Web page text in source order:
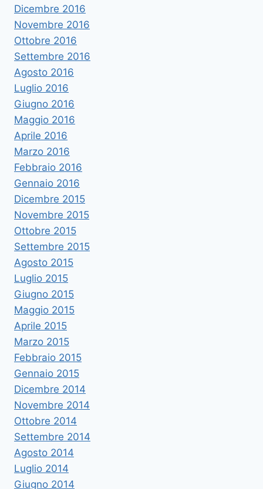
Dicembre 2016
Novembre 2016
Ottobre 2016
Settembre 2016
Agosto 2016
Luglio 2016
Giugno 2016
Maggio 2016
Aprile 2016
Marzo 2016
Febbraio 2016
Gennaio 2016
Dicembre 2015
Novembre 2015
Ottobre 2015
Settembre 2015
Agosto 2015
Luglio 2015
Giugno 2015
Maggio 2015
Aprile 2015
Marzo 2015
Febbraio 2015
Gennaio 2015
Dicembre 2014
Novembre 2014
Ottobre 2014
Settembre 2014
Agosto 2014
Luglio 2014
Giugno 2014